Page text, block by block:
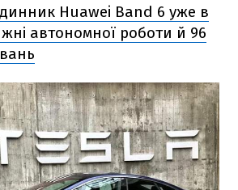
Huawei Band 6 уже в
автономної роботи й 96